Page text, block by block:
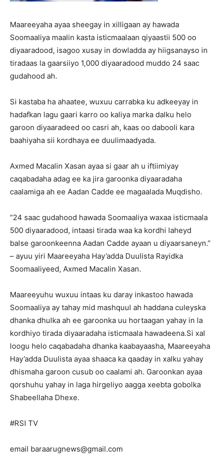
Maareeyaha ayaa sheegay in xilligaan ay hawada
Soomaaliya maalin kasta isticmaalaan qiyaastii 500 oo
diyaaradood, isagoo xusay in dowladda ay hiigsanayso in
tiradaas la gaarsiiyo 1,000 diyaaradood muddo 24 saac
gudahood ah.
Si kastaba ha ahaatee, wuxuu carrabka ku adkeeyay in
hadafkan lagu gaari karro oo kaliya marka dalku helo
garoon diyaaradeed oo casri ah, kaas oo dabooli kara
baahiyaha sii kordhaya ee duulimaadyada.
Axmed Macalin Xasan ayaa si gaar ah u iftiimiyay
caqabadaha adag ee ka jira garoonka diyaaradaha
caalamiga ah ee Aadan Cadde ee magaalada Muqdisho.
“24 saac gudahood hawada Soomaaliya waxaa isticmaala
500 diyaaradood, intaasi tirada waa ka kordhi laheyd
balse garoonkeenna Aadan Cadde ayaan u diyaarsaneyn.”
– ayuu yiri Maareeyaha Hay’adda Duulista Rayidka
Soomaaliyeed, Axmed Macalin Xasan.
Maareeyuhu wuxuu intaas ku daray inkastoo hawada
Soomaaliya ay tahay mid mashquul ah haddana culeyska
dhanka dhulka ah ee garoonka uu hortaagan yahay in la
kordhiyo tirada diyaaradaha isticmaala hawadeena.Si xal
loogu helo caqabadaha dhanka kaabayaasha, Maareeyaha
Hay’adda Duulista ayaa shaaca ka qaaday in xalku yahay
dhismaha garoon cusub oo caalami ah. Garoonkan ayaa
qorshuhu yahay in laga hirgeliyo aagga xeebta gobolka
Shabeellaha Dhexe.
#RSI TV
email baraarugnews@gmail.com